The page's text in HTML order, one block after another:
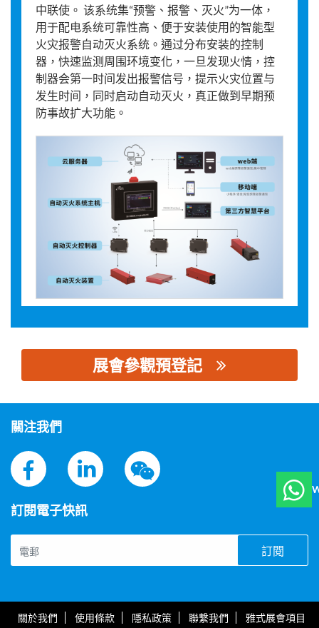
中联使。 该系统集“预警、报警、灭火”为一体，
用于配电系统可靠性高、便于安装使用的智能型
火灾报警自动灭火系统。通过分布安装的控制
器，快速监测周围环境变化，一旦发现火情，控
制器会第一时间发出报警信号，提示火灾位置与
发生时间，同时启动自动灭火，真正做到早期预
防事故扩大功能。
展會參觀預登記
關注我們
訂閱電子快訊
訂閱
關於我們 使用條款 隱私政策 聯繫我們 雅式展會項目